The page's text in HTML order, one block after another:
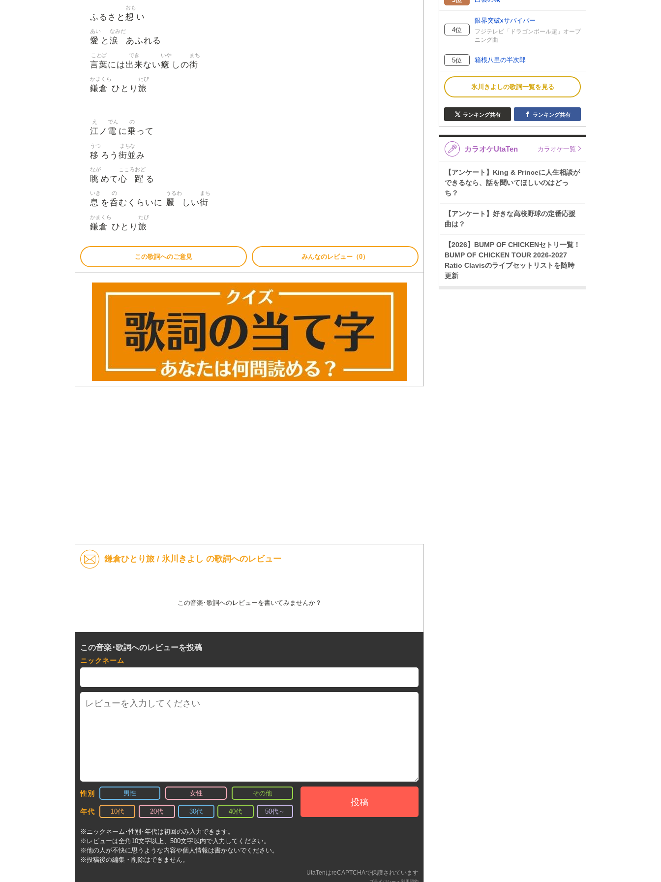
ふるさと 想
おも
い
愛
あい
と 涙
なみだ
あふれる
言葉
ことば
には出来
でき
ない癒
いや
しの街
まち
鎌倉
かまくら
ひとり 旅
たび
江
え
ノ 電
でん
に乗
の
って
移
うつ
ろう 街並
まちな
み
眺
なが
めて心
こころ
躍
おど
る
息
いき
を呑
の
むくらいに 麗
うるわ
しい街
まち
鎌倉
かまくら
ひとり 旅
たび
この歌詞へのご意見 みんなのレビュー（0）
鎌倉ひとり旅 / 氷川きよし の歌詞へのレビュー
この音楽･歌詞へのレビューを書いてみませんか？
この音楽･歌詞へのレビューを投稿
ニックネーム
性別 男性 女性 その他
年代 10代 20代 30代 40代 50代～
投稿
※ニックネーム･性別･年代は初回のみ入力できます。
※レビューは全角10文字以上、500文字以内で入力してください。
※他の人が不快に思うような内容や個人情報は書かないでください。
※投稿後の編集・削除はできません。
UtaTenはreCAPTCHAで保護されています
-
4位
限界突破xサバイバー
フジテレビ「ドラゴンボール超」オープ
ニング曲
5位 箱根八里の半次郎
氷川きよしの歌詞一覧を見る
ランキング共有 ランキング共有
カラオケUtaTen カラオケ一覧
【アンケート】King & Princeに人生相談が
できるなら、話を聞いてほしいのはどっ
ち？
【アンケート】好きな高校野球の定番応援
曲は？
【2026】BUMP OF CHICKENセトリ一覧！
BUMP OF CHICKEN TOUR 2026-2027
Ratio Clavisのライブセットリストを随時
更新